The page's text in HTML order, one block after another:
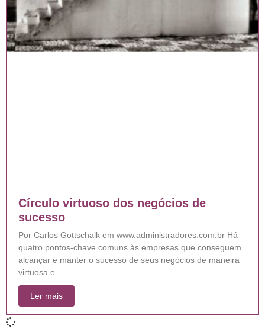
Círculo virtuoso dos negócios de
sucesso
Por Carlos Gottschalk em www.administradores.com.br Há
quatro pontos-chave comuns às empresas que conseguem
alcançar e manter o sucesso de seus negócios de maneira
virtuosa e
Ler mais